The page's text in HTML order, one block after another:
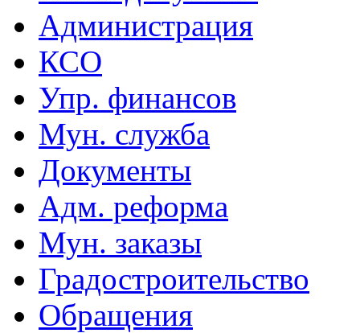
Администрация
КСО
Упр. финансов
Мун. служба
Документы
Адм. реформа
Мун. заказы
Градостроительство
Обращения